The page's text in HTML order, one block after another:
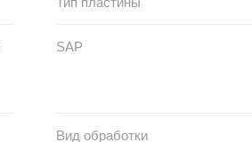
SAP
Вид обработки